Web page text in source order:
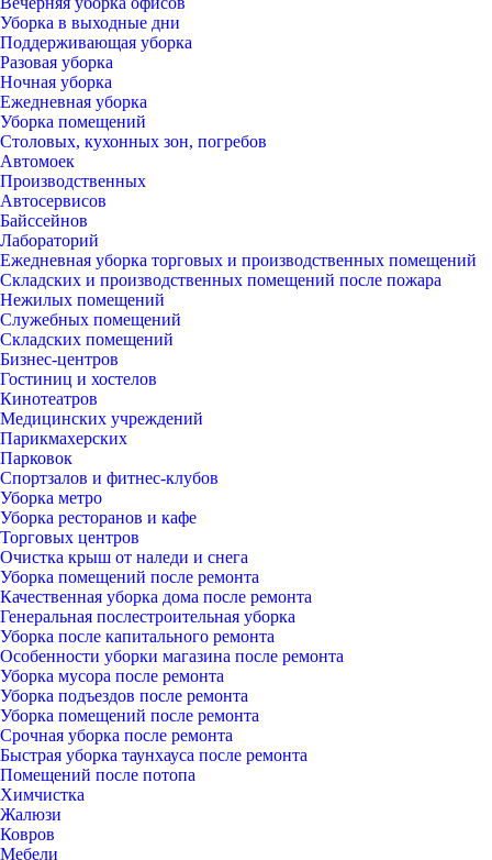
Уборка в выходные дни
Поддерживающая уборка
Разовая уборка
Ночная уборка
Ежедневная уборка
Уборка помещений
Столовых, кухонных зон, погребов
Автомоек
Производственных
Автосервисов
Байссейнов
Лабораторий
Ежедневная уборка торговых и производственных помещений
Складских и производственных помещений после пожара
Нежилых помещений
Служебных помещений
Складских помещений
Бизнес-центров
Гостиниц и хостелов
Кинотеатров
Медицинских учреждений
Парикмахерских
Парковок
Спортзалов и фитнес-клубов
Уборка метро
Уборка ресторанов и кафе
Торговых центров
Очистка крыш от наледи и снега
Уборка помещений после ремонта
Качественная уборка дома после ремонта
Генеральная послестроительная уборка
Уборка после капитального ремонта
Особенности уборки магазина после ремонта
Уборка мусора после ремонта
Уборка подъездов после ремонта
Уборка помещений после ремонта
Срочная уборка после ремонта
Быстрая уборка таунхауса после ремонта
Помещений после потопа
Химчистка
Жалюзи
Ковров
Мебели